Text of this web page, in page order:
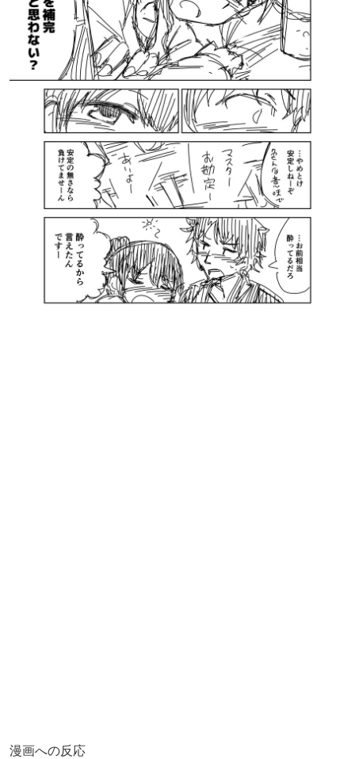
漫画への反応